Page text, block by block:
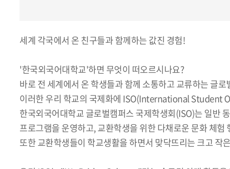
세계 각국에서 온 친구들과 함께하는 값진 경험!
'한국외국어대학교'하면 무엇이 떠오르시나요?
바로 전 세계에서 온 학생들과 함께 소통하고 교류하는 글
이러한 우리 학교의 국제화에 ISO(International Student
한국외국어대학교 글로벌캠퍼스 국제학생회(ISO)는 일반
프로그램을 운영하고, 교환학생을 위한 다채로운 문화 체
또한 교환학생들이 학교생활을 하면서 맞닥뜨리는 크고 작